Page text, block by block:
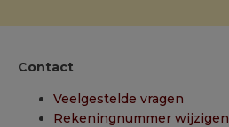
Contact
Veelgestelde vragen
Rekeningnummer wijzigen